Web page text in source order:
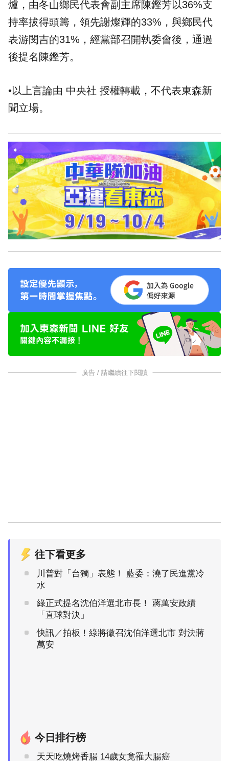
爐，由冬山鄉民代表會副主席陳鏗芳以36%支
持率拔得頭籌，領先謝燦輝的33%，與鄉民代
表游閔吉的31%，經黨部召開執委會後，通過
後提名陳鏗芳。
•以上言論由 中央社 授權轉載，不代表東森新
聞立場。
廣告 / 請繼續往下閱讀
往下看更多
川普對「台獨」表態！ 藍委：澆了民進黨冷
水
綠正式提名沈伯洋選北市長！ 蔣萬安政績
「直球對決」
快訊／拍板！綠將徵召沈伯洋選北市 對決蔣
萬安
今日排行榜
天天吃燒烤香腸 14歲女竟罹大腸癌